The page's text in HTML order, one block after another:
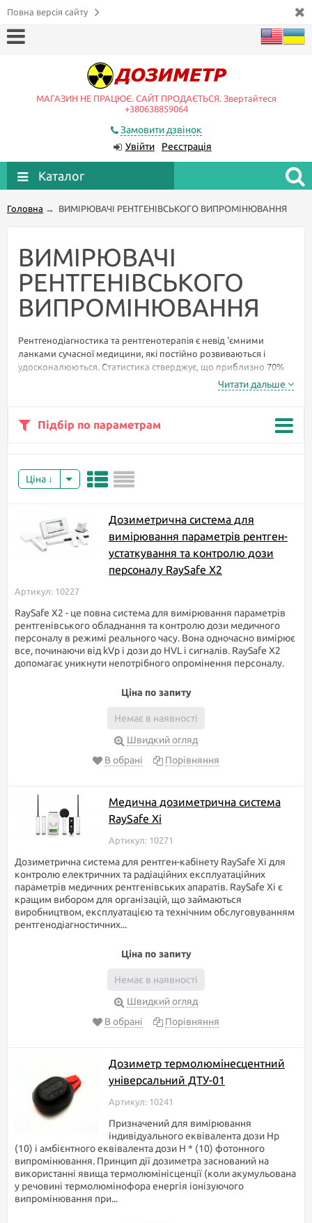
Повна версія сайту
МАГАЗИН НЕ ПРАЦЮЄ. САЙТ ПРОДАЄТЬСЯ. Звертайтеся
+380638859064
Замовити дзвінок
Увійти
Реєстрація
Каталог
Головна → ВИМІРЮВАЧІ РЕНТГЕНІВСЬКОГО ВИПРОМІНЮВАННЯ
ВИМІРЮВАЧІ
РЕНТГЕНІВСЬКОГО
ВИПРОМІНЮВАННЯ
Рентгенодіагностика та рентгенотерапія є невід 'ємними
ланками сучасної медицини, які постійно розвиваються і
удосконалюються. Статистика стверджує, що приблизно 70%
всіх діагнозів можна поставити або підтвердити за допомогою
рентгена. Це дослідження дозволяє не тільки правильно
серйозність патології і стадію хвороби. Без його використання
досить важко визначити, чи потребує хворий оперативного
рентгенівського випромінювання. Випромінювання
радіоактивного випромінювання відбувається іонізація
загибелі клітин людини.
Щоб уберегтися від негативного впливу є сенс
нашому сайті представлені найпопулярніші та якісні моделі. У
категорії вимірювачів рентгенівського опромінення існує
зручний фільтр, за допомогою якого можна відфільтрувати
товари за потрібним вам характеристикам.
Порада за вибором вимірювачів рентгенівського
опромінення:
З детальними характеристиками вимірювачів рентгенівського
опромінення можна познайомитися у нас на сайті,
попередньо відфільтрувавши товари за допомогою фільтра,
Якщо Вам важко впоратися з інформацією або виникли якісь
фахівці з радістю дадуть відповідь на ваше запитання.
Хороших, а головне корисних Вам покупок!
Читати дальше
Підбір по параметрам
Ціна
Дозиметрична система для
вимірювання параметрів рентген-
устаткування та контролю дози
персоналу RaySafe X2
Артикул: 10227
RaySafe X2 - це повна система для вимірювання параметрів
рентгенівського обладнання та контролю дози медичного
персоналу в режимі реального часу. Вона одночасно вимірює
все, починаючи від kVp і дози до HVL і сигналів. RaySafe X2
допомагає уникнути непотрібного опромінення персоналу.
Ціна по запиту
Немає в наявності
Швидкий огляд
В обрані
Порівняння
Медична дозиметрична система
RaySafe Xi
Артикул: 10271
Дозиметрична система для рентген-кабінету RaySafe Xi для
контролю електричних та радіаційних експлуатаційних
параметрів медичних рентгенівських апаратів. RaySafe Xi є
кращим вибором для організацій, що займаються
виробництвом, експлуатацією та технічним обслуговуванням
рентгенодіагностичних...
Ціна по запиту
Немає в наявності
Швидкий огляд
В обрані
Порівняння
Дозиметр термолюмінесцентний
універсальний ДТУ-01
Артикул: 10241
Призначений для вимірювання
індивідуального еквівалента дози Нр
(10) і амбієнтного еквівалента дози Н * (10) фотонного
випромінювання. Принцип дії дозиметра заснований на
використанні явища термолюмінісценції (коли акумульована
у речовині термолюмінофора енергія іонізуючого
випромінювання при...